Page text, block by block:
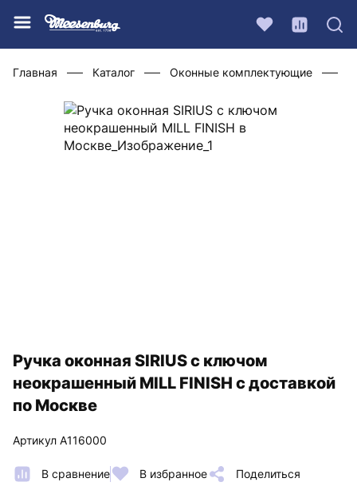
Главная Каталог Оконные комплектующие
Ручка оконная SIRIUS с ключом
неокрашенный MILL FINISH с доставкой
по Москве
Артикул A116000
В сравнение В избранное Поделиться